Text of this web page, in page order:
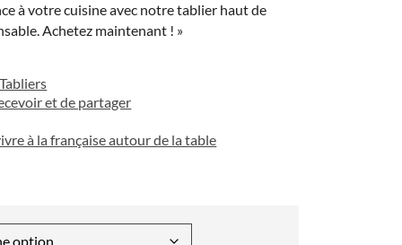
à votre cuisine avec notre tablier haut de
Achetez maintenant ! »
Tabliers
et de partager
à la française autour de la table